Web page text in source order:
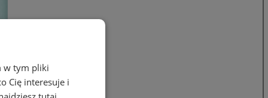
w tym pliki
Cię interesuje i